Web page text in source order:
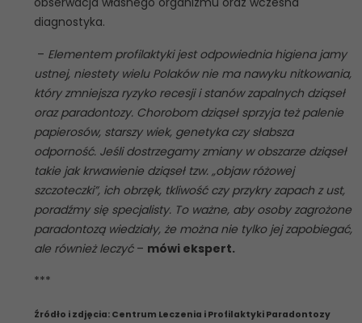
diagnostyka.
– Elementem profilaktyki jest odpowiednia higiena jamy
ustnej, niestety wielu Polaków nie ma nawyku nitkowania,
który zmniejsza ryzyko recesji i stanów zapalnych dziąseł
oraz paradontozy. Chorobom dziąseł sprzyja też palenie
papierosów, starszy wiek, genetyka czy słabsza
odporność. Jeśli dostrzegamy zmiany w obszarze dziąseł
takie jak krwawienie dziąseł tzw. „objaw różowej
szczoteczki”, ich obrzęk, tkliwość czy przykry zapach z ust,
poradźmy się specjalisty. To ważne, aby osoby zagrożone
paradontozą wiedziały, że można nie tylko jej zapobiegać,
ale również leczyć – mówi ekspert.
***
Źródło i zdjęcia: Centrum Leczenia i Profilaktyki Paradontozy